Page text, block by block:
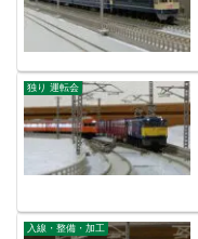
独り 運転会
入線・整備・加工